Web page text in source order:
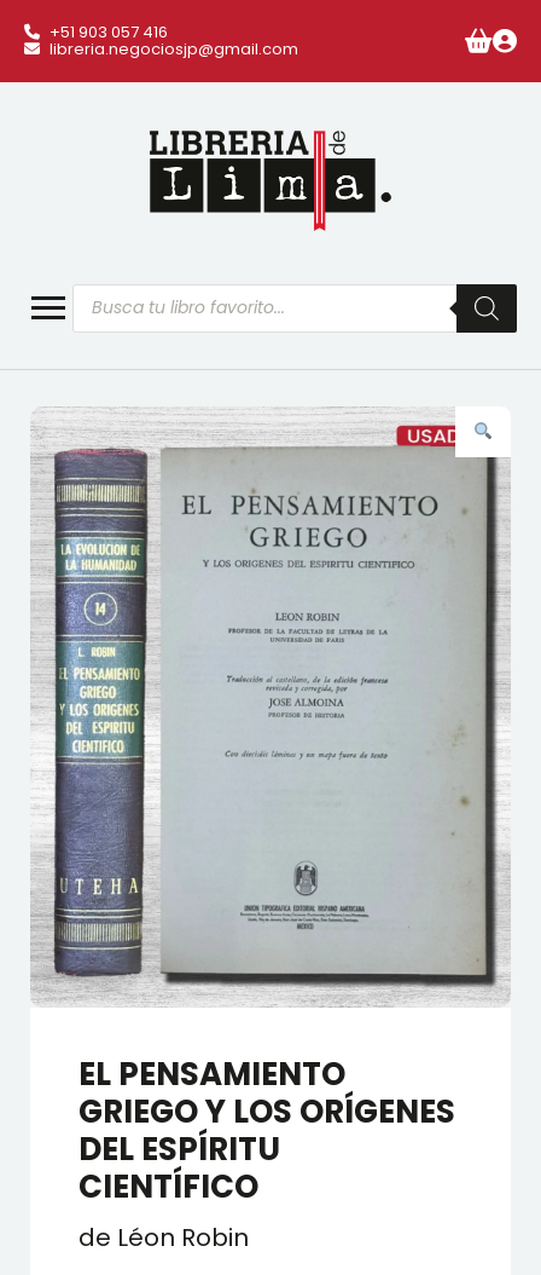
+51 903 057 416
libreria.negociosjp@gmail.com
Búsqueda
de
productos
EL PENSAMIENTO
GRIEGO Y LOS ORÍGENES
DEL ESPÍRITU
CIENTÍFICO
de Léon Robin